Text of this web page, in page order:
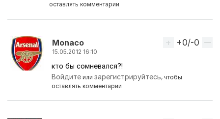
оставлять комментарии
Monaco
15.05.2012 16:10
Ответ на комментарий пользователяartars
Вверх
+0/-0
кто бы сомневался?!
Войдите илизарегистрируйтесь, чтобы
оставлять комментарии